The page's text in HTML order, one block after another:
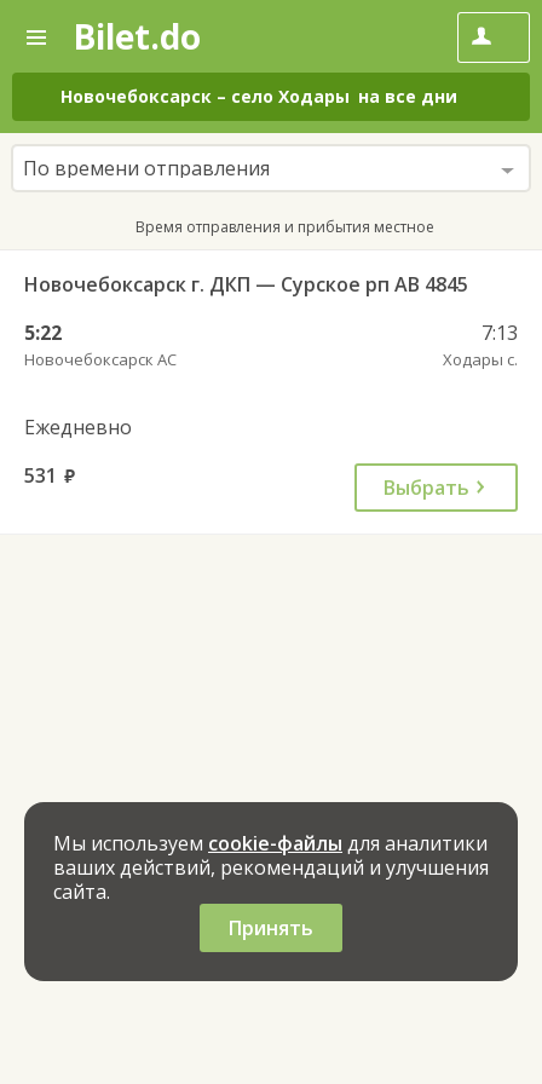
—
Поиск
и
покупка
билетов
на
автобус
онлайн
Bilet.do
Новочебоксарск – село Ходары на все дни
По времени отправления
Время отправления и прибытия местное
Новочебоксарск г. ДКП — Сурское рп АВ 4845
5:22
Новочебоксарск АС
7:13
Ходары с.
Ежедневно
531 руб. Выбрать
Мы используем cookie-файлы для аналитики
ваших действий, рекомендаций и улучшения
сайта.
Принять